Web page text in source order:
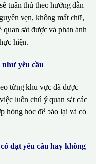
tuân thủ theo hướng dẫn
vẹn, không mất chữ,
sát được và phản ánh
hiện.
yêu cầu
từng khu vực đã được
luôn chú ý quan sát các
hỏng hóc để báo lại và có
đạt yêu cầu hay không